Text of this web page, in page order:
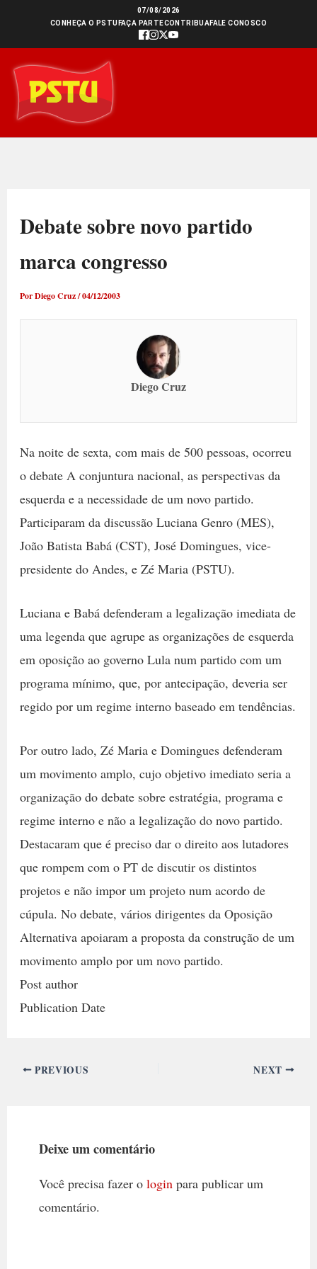
conteúdo
07/08/2026
CONHEÇA O PSTU FAÇA PARTECONTRIBUAFALE CONOSCO
Debate sobre novo partido
marca congresso
PorDiego Cruz/04/12/2003
Diego Cruz
Na noite de sexta, com mais de 500 pessoas, ocorreu
o debate A conjuntura nacional, as perspectivas da
esquerda e a necessidade de um novo partido.
Participaram da discussão Luciana Genro (MES),
João Batista Babá (CST), José Domingues, vice-
presidente do Andes, e Zé Maria (PSTU).
Luciana e Babá defenderam a legalização imediata de
uma legenda que agrupe as organizações de esquerda
em oposição ao governo Lula num partido com um
programa mínimo, que, por antecipação, deveria ser
regido por um regime interno baseado em tendências.
Por outro lado, Zé Maria e Domingues defenderam
um movimento amplo, cujo objetivo imediato seria a
organização do debate sobre estratégia, programa e
regime interno e não a legalização do novo partido.
Destacaram que é preciso dar o direito aos lutadores
que rompem com o PT de discutir os distintos
projetos e não impor um projeto num acordo de
cúpula. No debate, vários dirigentes da Oposição
Alternativa apoiaram a proposta da construção de um
movimento amplo por um novo partido.
Post author
Publication Date
PREVIOUS NEXT
Deixe um comentário
Você precisa fazer o loginpara publicar um
comentário.